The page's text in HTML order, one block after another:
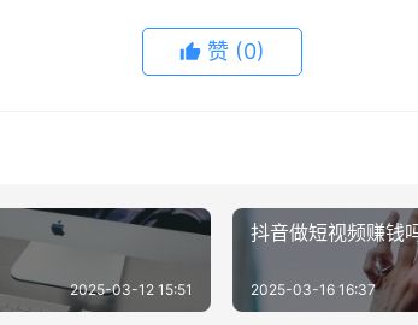
赞 (0)
2025-03-12 15:51
抖音做短视频赚钱
2025-03-16 16:37